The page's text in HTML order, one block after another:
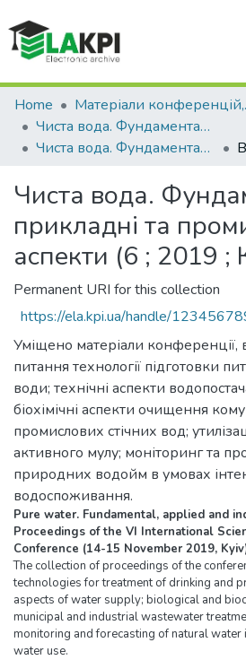
Communities & Collections
All of DSpace
Home
Чиста вода. Фундаментальні, прикладні та промислові аспекти
Чиста вода. Фундаментальні, прикладні та промислові аспекти (6 ; 2019 ; Київ)
Чиста вода.
прикладні та
аспекти (6 ; 2019 ;
Permanent URI for this collection
https://ela.kpi.ua/handle/
Уміщено матеріали конференції,
питання технології підготовки
води; технічні аспекти
біохімічні аспекти очищення
промислових стічних вод;
активного мулу; моніторинг та
природних водойм в умовах
водоспоживання.
Pure water. Fundamental, applied and
Proceedings of the VІ International
Conference (14-15 November 2019,
The collection of proceedings of the
technologies for treatment of drinking and
aspects of water supply; biological and
municipal and industrial wastewater
monitoring and forecasting of natural water
water use.